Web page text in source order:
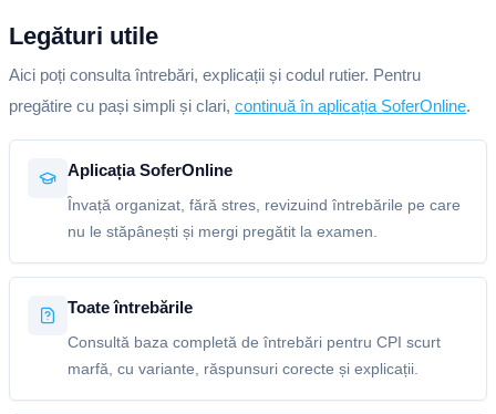
Legături utile
Aici poți consulta întrebări, explicații și codul rutier. Pentru
pregătire cu pași simpli și clari, continuă în aplicația SoferOnline.
Aplicația SoferOnline
Învață organizat, fără stres, revizuind întrebările pe care
nu le stăpânești și mergi pregătit la examen.
Toate întrebările
Consultă baza completă de întrebări pentru CPI scurt
marfă, cu variante, răspunsuri corecte și explicații.